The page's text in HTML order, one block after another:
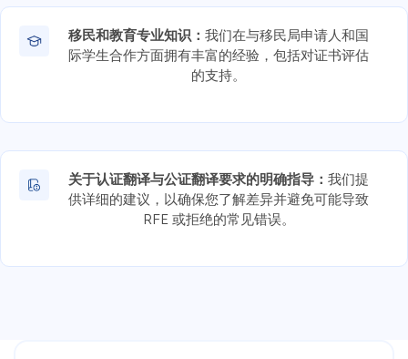
移民和教育专业知识：我们在与移民局申请人和国
际学生合作方面拥有丰富的经验，包括对证书评估
的支持。
关于认证翻译与公证翻译要求的明确指导：我们提
供详细的建议，以确保您了解差异并避免可能导致
RFE 或拒绝的常见错误。